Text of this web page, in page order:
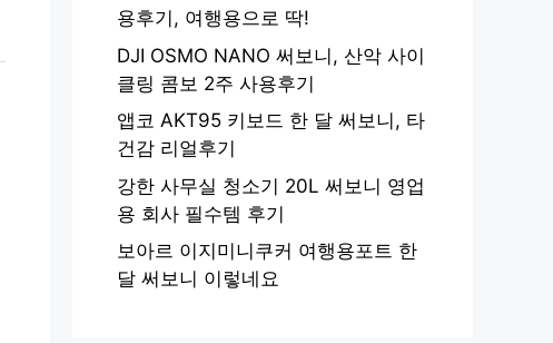
용후기, 여행용으로 딱!
DJI OSMO NANO 써보니, 산악 사이
클링 콤보 2주 사용후기
앱코 AKT95 키보드 한 달 써보니, 타
건감 리얼후기
강한 사무실 청소기 20L 써보니 영업
용 회사 필수템 후기
보아르 이지미니쿠커 여행용포트 한
달 써보니 이렇네요